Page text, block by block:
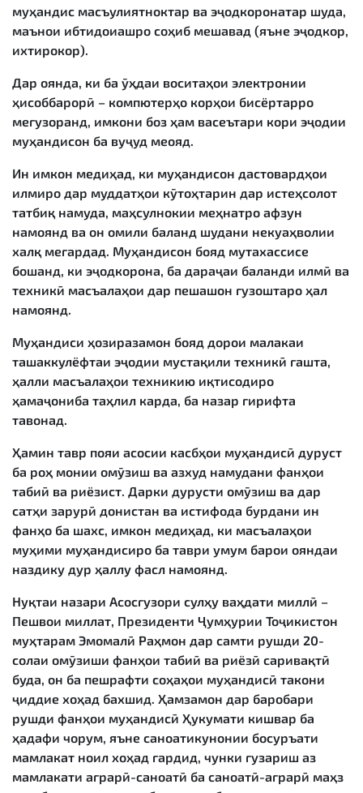
муҳандис масъулиятноктар ва эҷодкоронатар шуда,
маънои ибтидоиашро соҳиб мешавад (яъне эҷодкор,
ихтирокор).
Дар оянда, ки ба ӯҳдаи воситаҳои электронии
ҳисоббарорӣ – компютерҳо корҳои бисёртарро
мегузоранд, имкони боз ҳам васеътари кори эҷодии
муҳандисон ба вуҷуд меояд.
Ин имкон медиҳад, ки муҳандисон дастовардҳои
илмиро дар муддатҳои кӯтоҳтарин дар истеҳсолот
татбиқ намуда, маҳсулнокии меҳнатро афзун
намоянд ва он омили баланд шудани некуаҳволии
халқ мегардад. Муҳандисон бояд мутахассисе
бошанд, ки эҷодкорона, ба дараҷаи баланди илмӣ ва
техникӣ масъалаҳои дар пешашон гузоштаро ҳал
намоянд.
Муҳандиси ҳозиразамон бояд дорои малакаи
ташаккулёфтаи эҷодии мустақили техникӣ гашта,
ҳалли масъалаҳои техникию иқтисодиро
ҳамаҷониба таҳлил карда, ба назар гирифта
тавонад.
Ҳамин тавр пояи асосии касбҳои муҳандисӣ дуруст
ба роҳ монии омӯзиш ва азхуд намудани фанҳои
табиӣ ва риёзист. Дарки дурусти омӯзиш ва дар
сатҳи зарурӣ донистан ва истифода бурдани ин
фанҳо ба шахс, имкон медиҳад, ки масъалаҳои
муҳими муҳандисиро ба таври умум барои ояндаи
наздику дур ҳаллу фасл намоянд.
Нуқтаи назари Асосгузори сулҳу ваҳдати миллӣ –
Пешвои миллат, Президенти Ҷумҳурии Тоҷикистон
муҳтарам Эмомалӣ Раҳмон дар самти рушди 20-
солаи омӯзиши фанҳои табиӣ ва риёзӣ саривақтӣ
буда, он ба пешрафти соҳаҳои муҳандисӣ такони
ҷиддие хоҳад бахшид. Ҳамзамон дар баробари
рушди фанҳои муҳандисӣ Ҳукумати кишвар ба
ҳадафи чорум, яъне саноатикунонии босуръати
мамлакат ноил хоҳад гардид, чунки гузариш аз
мамлакати аграрӣ-саноатӣ ба саноатӣ-аграрӣ маҳз